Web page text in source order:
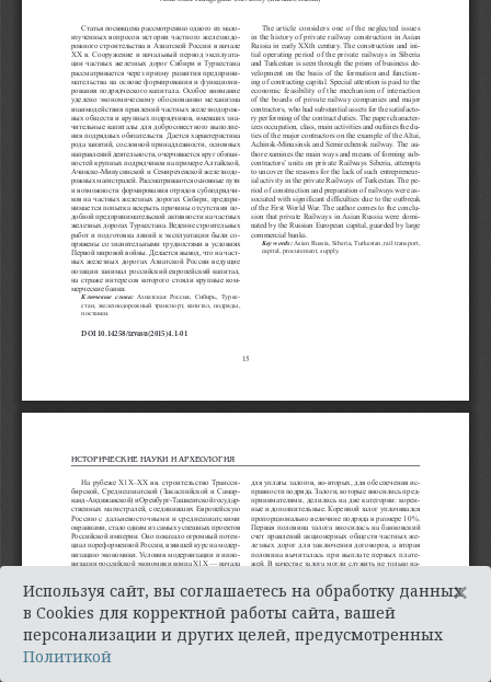
Используя сайт, вы соглашаетесь на обработку данных
в Cookies для корректной работы сайта, вашей
персонализации и других целей, предусмотренных
Политикой
×